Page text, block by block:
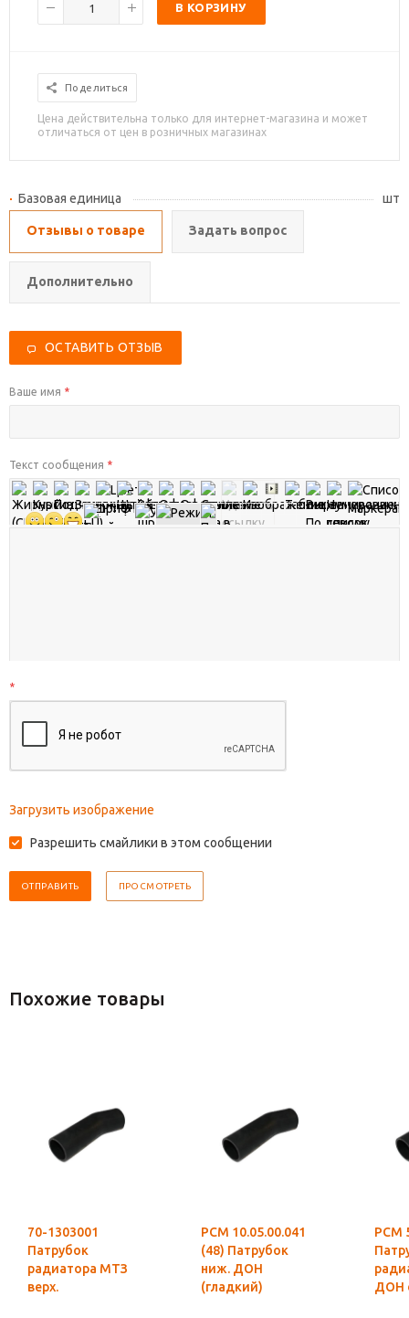
В КОРЗИНУ
Поделиться
Цена действительна только для интернет-магазина и может
отличаться от цен в розничных магазинах
Базовая единица шт
Отзывы о товаре Задать вопрос
Дополнительно
ОСТАВИТЬ ОТЗЫВ
Ваше имя *
Текст сообщения *
*
Загрузить изображение
Разрешить смайлики в этом сообщении
Похожие товары
70-1303001
Патрубок
радиатора МТЗ
верх.
РСМ 10.05.00.041
(48) Патрубок
ниж. ДОН
(гладкий)
РСМ
ДОН